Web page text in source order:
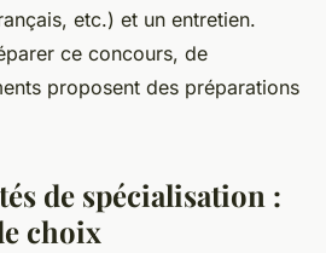
etc.) et un entretien.
ce concours, de
proposent des préparations
de spécialisation :
choix